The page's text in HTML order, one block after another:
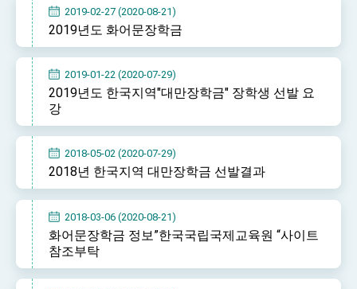
2019-02-27 (2020-08-21)
2019년도 화어문장학금
2019-01-22 (2020-07-29)
2019년도 한국지역"대만장학금" 장학생 선발 요
강
2018-05-02 (2020-07-29)
2018년 한국지역 대만장학금 선발결과
2018-03-06 (2020-08-21)
화어문장학금 정보”한국국립국제교육원 “사이트
참조부탁